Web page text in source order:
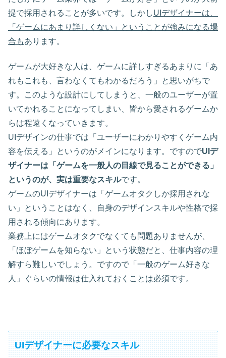
提で採用されることが多いです。しかしUIデザイナーは、
「ゲームにあまり詳しくない」ということが強みになる場
合もあります。
ゲームが大好きな人は、ゲームに詳しすぎるあまりに「あ
れもこれも、言わなくてもわかるだろう」と思いがちで
す。このような設計にしてしまうと、一般のユーザーが置
いてかれることになってしまい、皆から愛されるゲームか
らは程遠くなっていきます。
UIデザインの仕事では「ユーザーにわかりやすくゲーム内
容を伝える」というのがメインになります。ですのでUIデ
ザイナーは「ゲームを一般人の目線で見ることができる」
というのが、実は重要なスキルです。
ゲームのUIデザイナーは「ゲームオタクしか採用されな
い」ということはなく、自身のデザインスキルや性格で採
用される傾向にあります。
業務上にはゲームオタクでなくても問題ありませんが、
「ほぼゲームを知らない」という状態だと、仕事内容の理
解すら難しいでしょう。ですので「一般のゲーム好きな
人」ぐらいの情報は仕入れておくことは必須です。
UIデザイナーに必要なスキル